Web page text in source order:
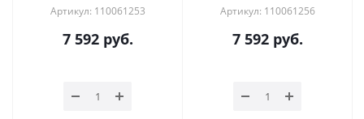
Артикул: 110061253
7 592руб.
Артикул: 110061256
7 592руб.